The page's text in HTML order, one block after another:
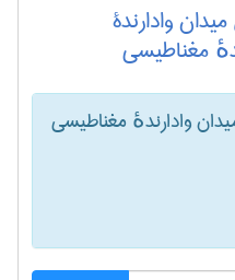
وادارندۀ
مغناطیسی
وادارندهٔ مغناطیسی